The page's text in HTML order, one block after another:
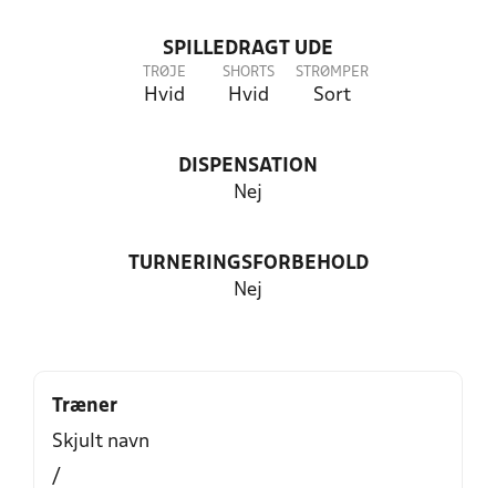
SPILLEDRAGT UDE
TRØJE
Hvid
SHORTS
Hvid
STRØMPER
Sort
DISPENSATION
Nej
TURNERINGSFORBEHOLD
Nej
Træner
Skjult navn
/